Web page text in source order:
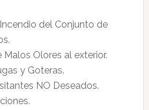
del Conjunto de
Olores al exterior.
y Goteras.
NO Deseados.